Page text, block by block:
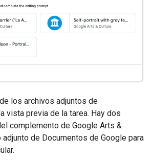
los archivos adjuntos de
vista previa de la tarea. Hay dos
complemento de Google Arts &
adjunto de Documentos de Google para